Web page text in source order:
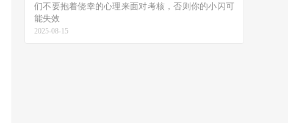
们不要抱着侥幸的心理来面对考核，否则你的小闪可
能失效
2025-08-15